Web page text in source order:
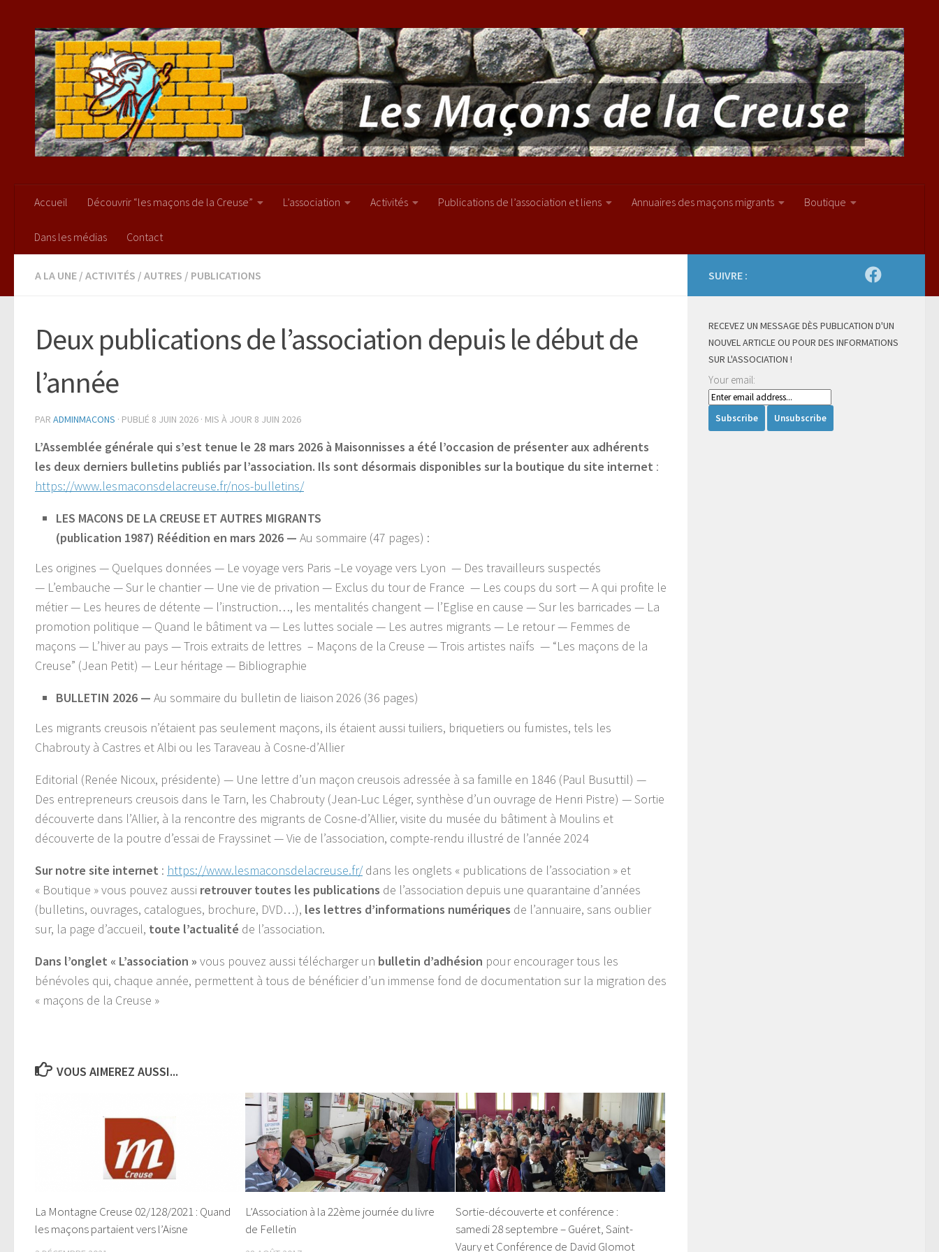
Accueil Découvrir “les maçons de la Creuse” L’association Activités Publications de l’association et liens Annuaires des maçons migrants Boutique
Dans les médias Contact
A LA UNE / ACTIVITÉS / AUTRES / PUBLICATIONS
Deux publications de l’association depuis le début de
l’année
PAR ADMINMACONS · PUBLIÉ 8 JUIN 2026 · MIS À JOUR 8 JUIN 2026
L’Assemblée générale qui s’est tenue le 28 mars 2026 à Maisonnisses a été l’occasion de présenter aux adhérents
les deux derniers bulletins publiés par l’association. Ils sont désormais disponibles sur la boutique du site internet :
https://www.lesmaconsdelacreuse.fr/nos-bulletins/
LES MACONS DE LA CREUSE ET AUTRES MIGRANTS
(publication 1987) Réédition en mars 2026 — Au sommaire (47 pages) :
Les origines — Quelques données — Le voyage vers Paris –Le voyage vers Lyon — Des travailleurs suspectés
— L’embauche — Sur le chantier — Une vie de privation — Exclus du tour de France — Les coups du sort — A qui profite le
métier — Les heures de détente — l’instruction…, les mentalités changent — l’Eglise en cause — Sur les barricades — La
promotion politique — Quand le bâtiment va — Les luttes sociale — Les autres migrants — Le retour — Femmes de
maçons — L’hiver au pays — Trois extraits de lettres – Maçons de la Creuse — Trois artistes naïfs — “Les maçons de la
Creuse” (Jean Petit) — Leur héritage — Bibliographie
BULLETIN 2026 — Au sommaire du bulletin de liaison 2026 (36 pages)
Les migrants creusois n’étaient pas seulement maçons, ils étaient aussi tuiliers, briquetiers ou fumistes, tels les
Chabrouty à Castres et Albi ou les Taraveau à Cosne-d’Allier
Editorial (Renée Nicoux, présidente) — Une lettre d’un maçon creusois adressée à sa famille en 1846 (Paul Busuttil) —
Des entrepreneurs creusois dans le Tarn, les Chabrouty (Jean-Luc Léger, synthèse d’un ouvrage de Henri Pistre) — Sortie
découverte dans l’Allier, à la rencontre des migrants de Cosne-d’Allier, visite du musée du bâtiment à Moulins et
découverte de la poutre d’essai de Frayssinet — Vie de l’association, compte-rendu illustré de l’année 2024
Sur notre site internet : https://www.lesmaconsdelacreuse.fr/dans les onglets « publications de l’association » et
« Boutique » vous pouvez aussi retrouver toutes les publications de l’association depuis une quarantaine d’années
(bulletins, ouvrages, catalogues, brochure, DVD…), les lettres d’informations numériques de l’annuaire, sans oublier
sur, la page d’accueil, toute l’actualité de l’association.
Dans l’onglet « L’association » vous pouvez aussi télécharger un bulletin d’adhésion pour encourager tous les
bénévoles qui, chaque année, permettent à tous de bénéficier d’un immense fond de documentation sur la migration des
« maçons de la Creuse »
VOUS AIMEREZ AUSSI...
La Montagne Creuse 02/128/2021 : Quand
les maçons partaient vers l’Aisne
L’Association à la 22ème journée du livre
de Felletin
Sortie-découverte et conférence :
samedi 28 septembre – Guéret, Saint-
Vaury et Conférence de David Glomot
SUIVRE :
RECEVEZ UN MESSAGE DÈS PUBLICATION D'UN
NOUVEL ARTICLE OU POUR DES INFORMATIONS
SUR L'ASSOCIATION !
Your email: